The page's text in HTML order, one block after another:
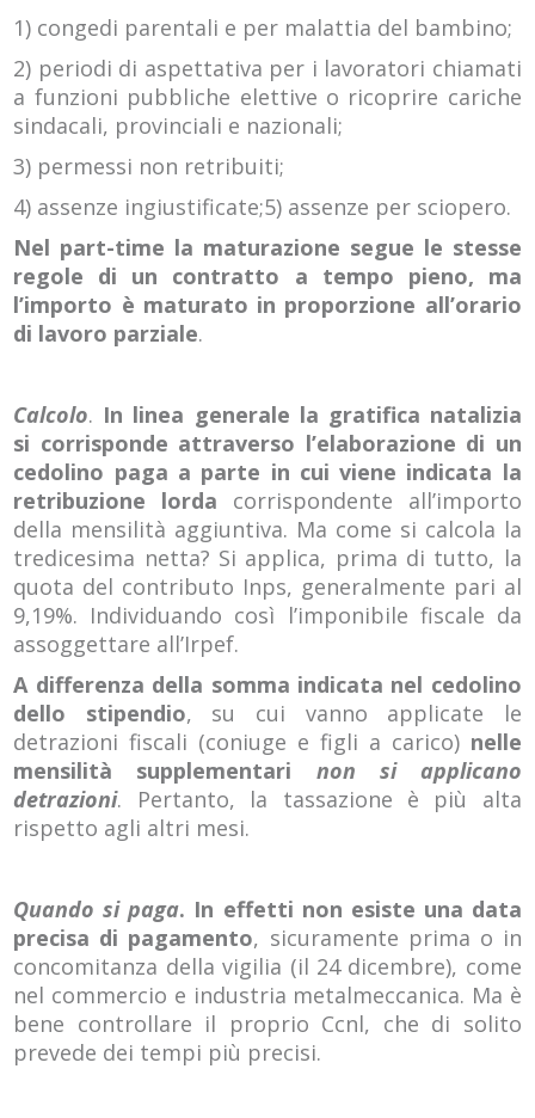
1) congedi parentali e per malattia del bambino;
2) periodi di aspettativa per i lavoratori chiamati
a funzioni pubbliche elettive o ricoprire cariche
sindacali, provinciali e nazionali;
3) permessi non retribuiti;
4) assenze ingiustificate;5) assenze per sciopero.
Nel part-time la maturazione segue le stesse
regole di un contratto a tempo pieno, ma
l’importo è maturato in proporzione all’orario
di lavoro parziale.
Calcolo. In linea generale la gratifica natalizia
si corrisponde attraverso l’elaborazione di un
cedolino paga a parte in cui viene indicata la
retribuzione lorda corrispondente all’importo
della mensilità aggiuntiva. Ma come si calcola la
tredicesima netta? Si applica, prima di tutto, la
quota del contributo Inps, generalmente pari al
9,19%. Individuando così l’imponibile fiscale da
assoggettare all’Irpef.
A differenza della somma indicata nel cedolino
dello stipendio, su cui vanno applicate le
detrazioni fiscali (coniuge e figli a carico) nelle
mensilità supplementari non si applicano
detrazioni. Pertanto, la tassazione è più alta
rispetto agli altri mesi.
Quando si paga. In effetti non esiste una data
precisa di pagamento, sicuramente prima o in
concomitanza della vigilia (il 24 dicembre), come
nel commercio e industria metalmeccanica. Ma è
bene controllare il proprio Ccnl, che di solito
prevede dei tempi più precisi.